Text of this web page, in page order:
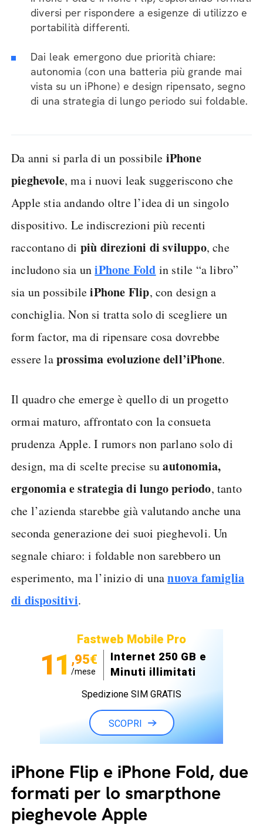
diversi per rispondere a esigenze di utilizzo e
portabilità differenti.
Dai leak emergono due priorità chiare:
autonomia (con una batteria più grande mai
vista su un iPhone) e design ripensato, segno
di una strategia di lungo periodo sui foldable.
Da anni si parla di un possibile iPhone
pieghevole, ma i nuovi leak suggeriscono che
Apple stia andando oltre l’idea di un singolo
dispositivo. Le indiscrezioni più recenti
raccontano di più direzioni di sviluppo, che
includono sia uniPhone Fold in stile “a libro”
sia un possibileiPhone Flip, con design a
conchiglia. Non si tratta solo di scegliere un
form factor, ma di ripensare cosa dovrebbe
essere laprossima evoluzione dell’iPhone.
Il quadro che emerge è quello di un progetto
ormai maturo, affrontato con la consueta
prudenza Apple. I rumors non parlano solo di
design, ma di scelte precise suautonomia,
ergonomia e strategia di lungo periodo, tanto
che l’azienda starebbe già valutando anche una
seconda generazione dei suoi pieghevoli. Un
segnale chiaro: i foldable non sarebbero un
esperimento, ma l’inizio di unanuova famiglia
di dispositivi.
Fastweb Mobile Pro
11 ,95€
/mese
Internet 250 GB e
Minuti illimitati
Spedizione SIM GRATIS
SCOPRI
iPhone Flip e iPhone Fold, due
formati per lo smarpthone
pieghevole Apple